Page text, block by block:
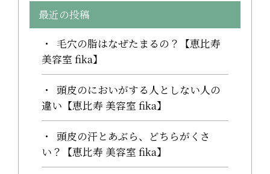
最近の投稿
毛穴の脂はなぜたまるの？【恵比寿
美容室 fika】
頭皮のにおいがする人としない人の
違い【恵比寿 美容室 fika】
頭皮の汗とあぶら、どちらがくさ
い？【恵比寿 美容室 fika】